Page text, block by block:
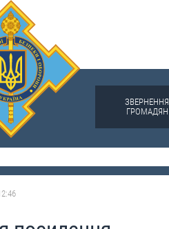
ЗВЕРНЕННЯ
ГРОМАДЯН